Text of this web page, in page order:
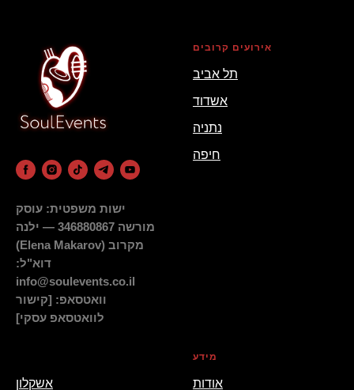
ישות משפטית: עוסק
מורשה 346880867 — ילנה
מקרוב (Elena Makarov)
דוא"ל:
info@soulevents.co.il
וואטסאפ: [קישור
לוואטסאפ עסקי]
אירועים קרובים
תל אביב
אשדוד
נתניה
חיפה
אשקלון
מידע
אודות